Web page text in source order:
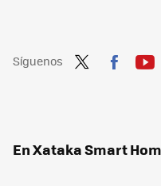
Síguenos
En Xataka Smart